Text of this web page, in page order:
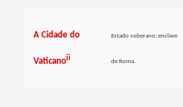
A Cidade do
Vaticanoii
Estado soberano; enclave
de Roma.